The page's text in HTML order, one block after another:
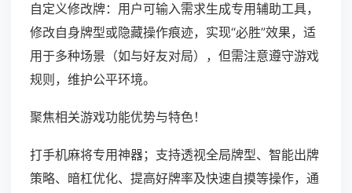
自定义修改牌：用户可输入需求生成专用辅助工具，
修改自身牌型或隐藏操作痕迹，实现“必胜”效果，适
用于多种场景（如与好友对局），但需注意遵守游戏
规则，维护公平环境。
聚焦相关游戏功能优势与特色！
打手机麻将专用神器；支持透视全局牌型、智能出牌
策略、暗杠优化、提高好牌率及快速自摸等操作，通